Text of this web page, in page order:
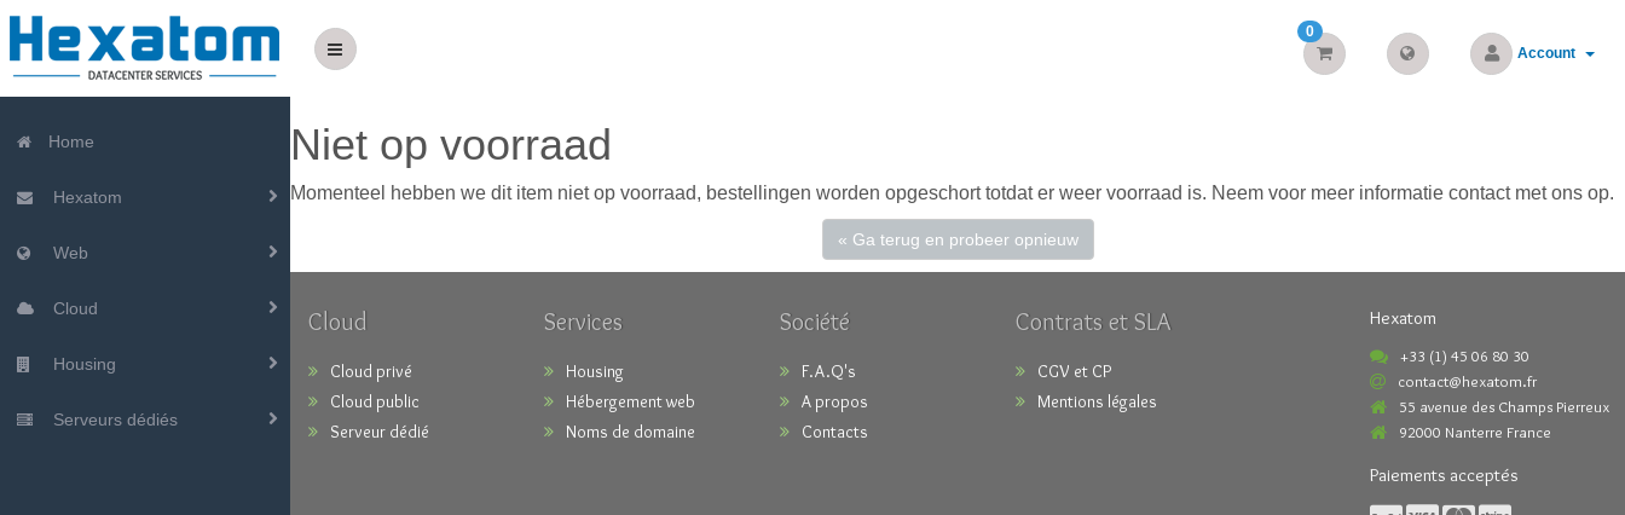
0
Account
Home
Hexatom
Web
Cloud
Housing
Serveurs dédiés
Niet op voorraad
Momenteel hebben we dit item niet op voorraad, bestellingen worden opgeschort totdat er weer voorraad is. Neem voor meer informatie contact met ons op.
« Ga terug en probeer opnieuw
Cloud
Cloud privé
Cloud public
Serveur dédié
Services
Housing
Hébergement web
Noms de domaine
Société
F.A.Q's
A propos
Contacts
Contrats et SLA
CGV et CP
Mentions légales
Hexatom
+33 (1) 45 06 80 30
contact@hexatom.fr
55 avenue des Champs Pierreux
92000 Nanterre France
Paiements acceptés